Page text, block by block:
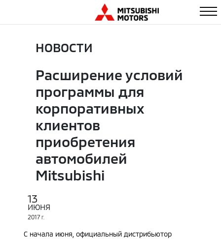
НОВОСТИ
Расширение условий
программы для
корпоративных
клиентов
приобретения
автомобилей
Mitsubishi
13
ИЮНЯ
2017 Г.
С начала июня, официальный дистрибьютор